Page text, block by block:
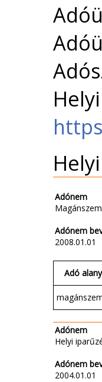
Adónem
Adónem
2008.01.01
Adó
Adónem
Helyi
Adónem
2004.01.01